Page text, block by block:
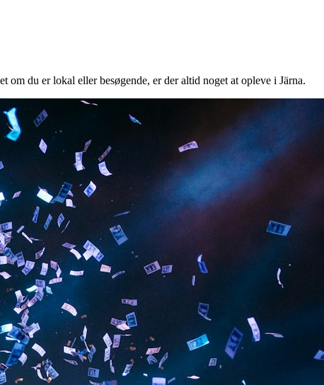
om du er lokal eller besøgende, er der altid noget at opleve i Järna.